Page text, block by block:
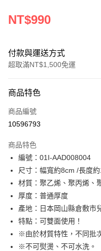
NT$990
付款與運送方式
超取滿NT$1,500免運
信用卡一次付款
超商取貨付款
Apple Pay
街口支付
Google Pay
大哥付你分期
相關說明
【大哥付你分期使用說明】
1.本服務由台灣大哥大提供，台
AFTEE先享後付
商品特色
商品編號
10596793
商品特色
編號：01I-AAD008004
尺寸：幅寬約8cm /長度
材質：聚乙烯、聚丙烯、
厚度：普通厚度
產地：日本岡山縣倉敷市
特點：可雙面使用！
※由於材質特性，不同批
※不可熨燙、不可水洗。